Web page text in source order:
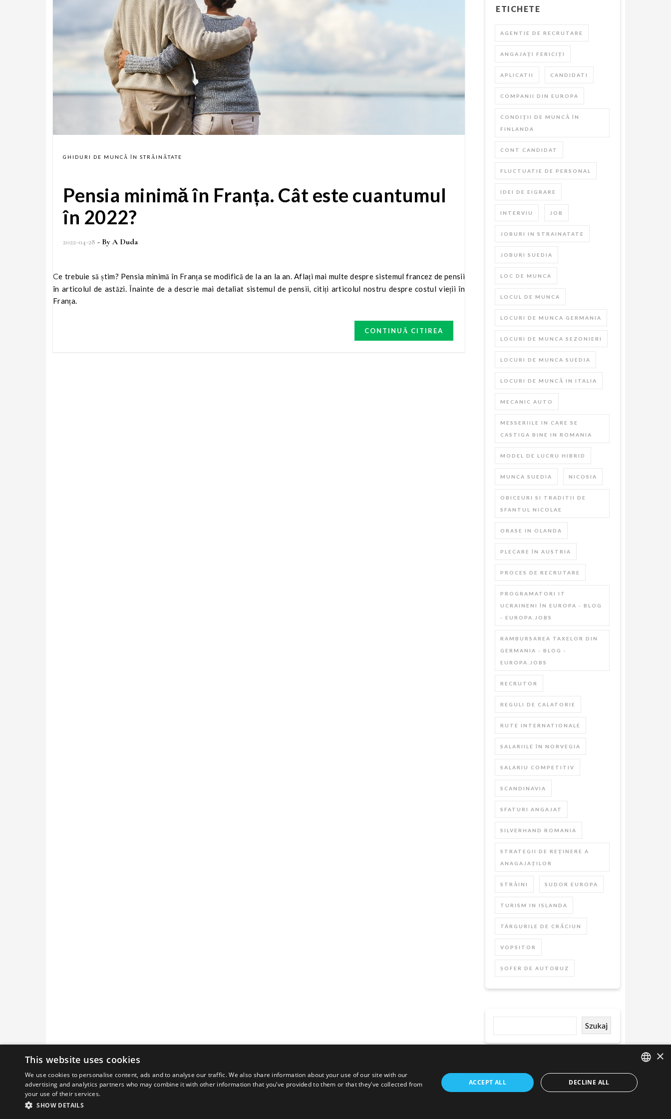
GHIDURI DE MUNCĂ ÎN STRĂINĂTATE
Pensia minimă în Franța. Cât este cuantumul
în 2022?
2022-04-28 - By A Duda
Ce trebuie să știm? Pensia minimă în Franța se modifică de la an la an. Aflați mai multe despre sistemul francez de pensii
în articolul de astăzi. Înainte de a descrie mai detaliat sistemul de pensii, citiți articolul nostru despre costul vieții în
Franța.
CONTINUĂ CITIREA
ETICHETE
AGENTIE DE RECRUTARE
ANGAJAȚI FERICIȚI
APLICATII CANDIDATI
COMPANII DIN EUROPA
CONDIȚII DE MUNCĂ ÎN
FINLANDA
CONT CANDIDAT
FLUCTUATIE DE PERSONAL
IDEI DE EIGRARE
INTERVIU JOB
JOBURI IN STRAINATATE
JOBURI SUEDIA
LOC DE MUNCA
LOCUL DE MUNCA
LOCURI DE MUNCA GERMANIA
LOCURI DE MUNCA SEZONIERI
LOCURI DE MUNCA SUEDIA
LOCURI DE MUNCĂ IN ITALIA
MECANIC AUTO
MESSERIILE IN CARE SE
CASTIGA BINE IN ROMANIA
MODEL DE LUCRU HIBRID
MUNCA SUEDIA NICOSIA
OBICEURI SI TRADITII DE
SFANTUL NICOLAE
ORASE IN OLANDA
PLECARE ÎN AUSTRIA
PROCES DE RECRUTARE
PROGRAMATORI IT
UCRAINENI ÎN EUROPA - BLOG
- EUROPA.JOBS
RAMBURSAREA TAXELOR DIN
GERMANIA - BLOG -
EUROPA.JOBS
RECRUTOR
REGULI DE CALATORIE
RUTE INTERNATIONALE
SALARIILE ÎN NORVEGIA
SALARIU COMPETITIV
SCANDINAVIA
SFATURI ANGAJAT
SILVERHAND ROMANIA
STRATEGII DE REȚINERE A
ANAGAJAȚILOR
STRĂINI SUDOR EUROPA
TURISM IN ISLANDA
TÂRGURILE DE CRĂCIUN
VOPSITOR
ȘOFER DE AUTOBUZ
Szukaj
Graceful Theme by
ENGLISH
×
This website uses cookies
We use cookies to personalise content, ads and to analyse our traffic. We also share information about your use of our site with our
advertising and analytics partners who may combine it with other information that you’ve provided to them or that they’ve collected from
your use of their services.
SHOW DETAILS
ACCEPT ALL DECLINE ALL